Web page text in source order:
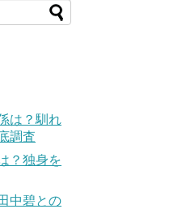
は？馴れ
調査
？独身を
中碧との